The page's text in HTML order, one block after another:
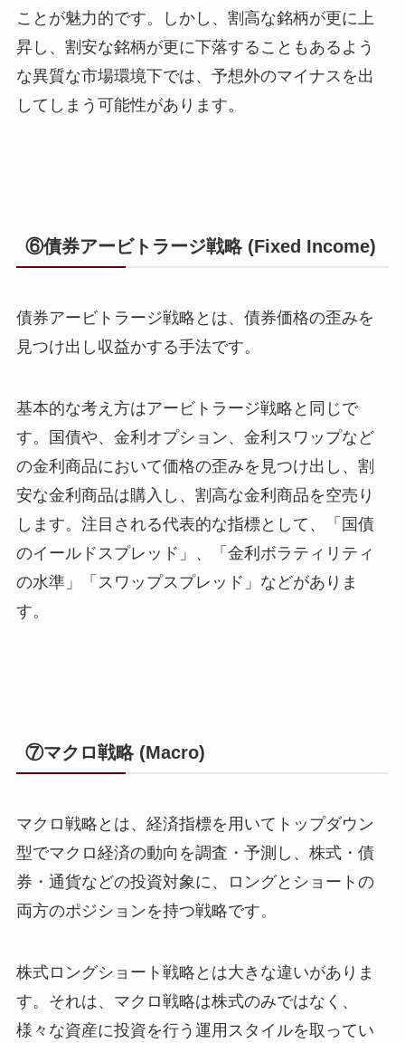
ことが魅力的です。しかし、割高な銘柄が更に上
昇し、割安な銘柄が更に下落することもあるよう
な異質な市場環境下では、予想外のマイナスを出
してしまう可能性があります。
⑥債券アービトラージ戦略 (Fixed Income)
債券アービトラージ戦略とは、債券価格の歪みを
見つけ出し収益かする手法です。
基本的な考え方はアービトラージ戦略と同じで
す。国債や、金利オプション、金利スワップなど
の金利商品において価格の歪みを見つけ出し、割
安な金利商品は購入し、割高な金利商品を空売り
します。注目される代表的な指標として、「国債
のイールドスプレッド」、「金利ボラティリティ
の水準」「スワップスプレッド」などがありま
す。
⑦マクロ戦略 (Macro)
マクロ戦略とは、経済指標を用いてトップダウン
型でマクロ経済の動向を調査・予測し、株式・債
券・通貨などの投資対象に、ロングとショートの
両方のポジションを持つ戦略です。
株式ロングショート戦略とは大きな違いがありま
す。それは、マクロ戦略は株式のみではなく、
様々な資産に投資を行う運用スタイルを取ってい